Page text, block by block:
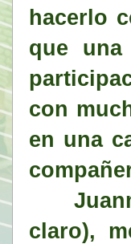
hacerlo
que
con
en una
claro),